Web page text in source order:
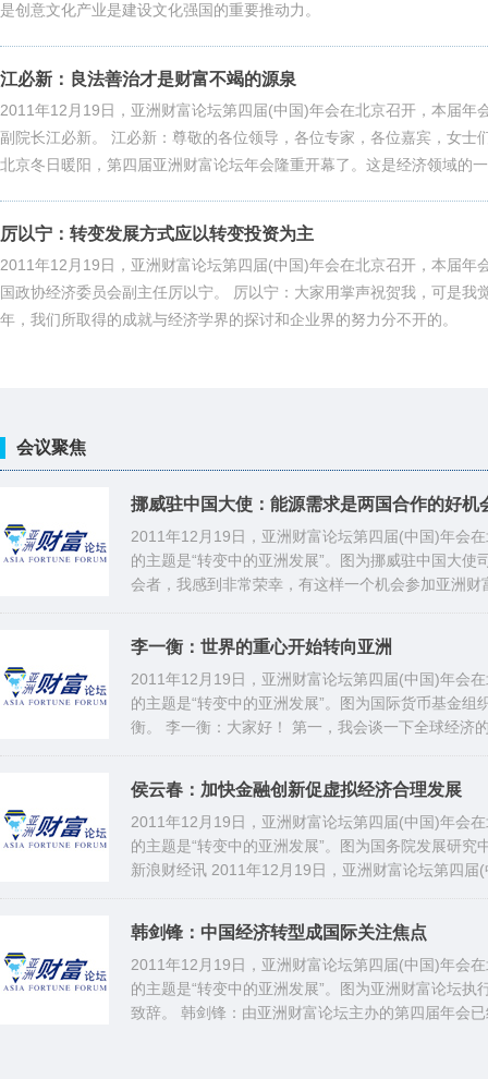
是创意文化产业是建设文化强国的重要推动力。
江必新：良法善治才是财富不竭的源泉
2011年12月19日，亚洲财富论坛第四届(中国)年会在北京召开，本届年
副院长江必新。 江必新：尊敬的各位领导，各位专家，各位嘉宾，女
北京冬日暖阳，第四届亚洲财富论坛年会隆重开幕了。这是经济领域的
厉以宁：转变发展方式应以转变投资为主
2011年12月19日，亚洲财富论坛第四届(中国)年会在北京召开，本届年
国政协经济委员会副主任厉以宁。 厉以宁：大家用掌声祝贺我，可是
年，我们所取得的成就与经济学界的探讨和企业界的努力分不开的。
会议聚焦
挪威驻中国大使：能源需求是两国合作的好机
2011年12月19日，亚洲财富论坛第四届(中国)年会
的主题是“转变中的亚洲发展”。图为挪威驻中国大使
会者，我感到非常荣幸，有这样一个机会参加亚洲
我们想到政治经济与社会都是相互关联的，尤其在国
李一衡：世界的重心开始转向亚洲
2011年12月19日，亚洲财富论坛第四届(中国)年会
的主题是“转变中的亚洲发展”。图为国际货币基金组
衡。 李一衡：大家好！ 第一，我会谈一下全球经济
在9月份对世界经济的预测。我们对未来有一个分析
月以后，世界经济前景又有恶化，我们现在所看到的
低一些，
侯云春：加快金融创新促虚拟经济合理发展
2011年12月19日，亚洲财富论坛第四届(中国)年会
的主题是“转变中的亚洲发展”。图为国务院发展研究
新浪财经讯 2011年12月19日，亚洲财富论坛第四届
韩剑锋：中国经济转型成国际关注焦点
2011年12月19日，亚洲财富论坛第四届(中国)年会
的主题是“转变中的亚洲发展”。图为亚洲财富论坛执
致辞。 韩剑锋：由亚洲财富论坛主办的第四届年会